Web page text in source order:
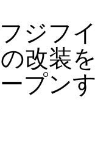
ジフ
改装
プン